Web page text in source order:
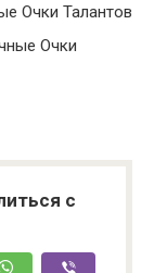
Очки Талантов
Очки
с